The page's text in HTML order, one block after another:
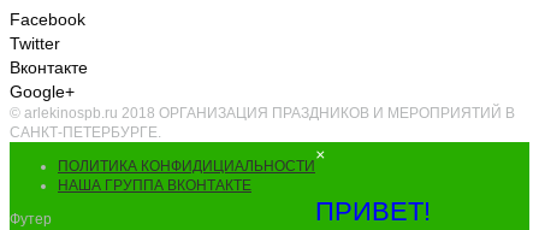
Facebook
Twitter
Вконтакте
Google+
© arlekinospb.ru 2018 ОРГАНИЗАЦИЯ ПРАЗДНИКОВ И МЕРОПРИЯТИЙ В
САНКТ-ПЕТЕРБУРГЕ.
ПОЛИТИКА КОНФИДИЦИАЛЬНОСТИ
НАША ГРУППА ВКОНТАКТЕ
Футер
×
ПРИВЕТ!